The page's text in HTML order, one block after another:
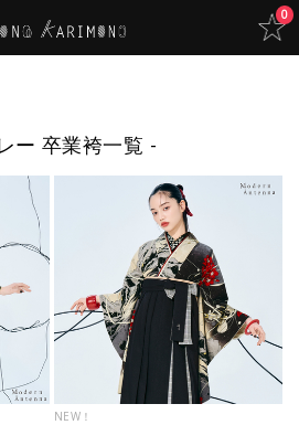
0
ー 卒業袴一覧
NEW！